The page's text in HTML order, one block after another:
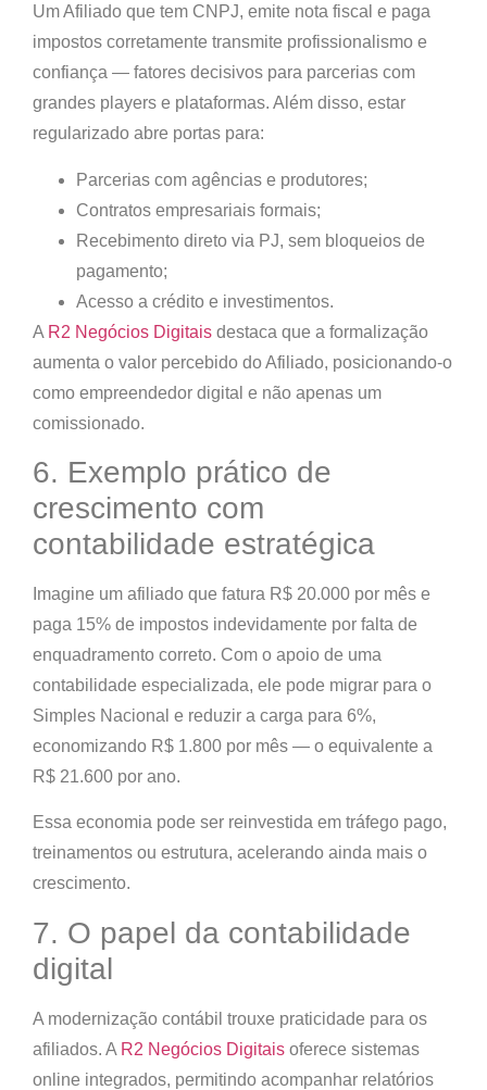
Um Afiliado que tem CNPJ, emite nota fiscal e paga
impostos corretamente transmite profissionalismo e
confiança — fatores decisivos para parcerias com
grandes players e plataformas. Além disso, estar
regularizado abre portas para:
Parcerias com agências e produtores;
Contratos empresariais formais;
Recebimento direto via PJ, sem bloqueios de
pagamento;
Acesso a crédito e investimentos.
A R2 Negócios Digitais destaca que a formalização
aumenta o valor percebido do Afiliado, posicionando-o
como empreendedor digital e não apenas um
comissionado.
6. Exemplo prático de
crescimento com
contabilidade estratégica
Imagine um afiliado que fatura R$ 20.000 por mês e
paga 15% de impostos indevidamente por falta de
enquadramento correto. Com o apoio de uma
contabilidade especializada, ele pode migrar para o
Simples Nacional e reduzir a carga para 6%,
economizando R$ 1.800 por mês — o equivalente a
R$ 21.600 por ano.
Essa economia pode ser reinvestida em tráfego pago,
treinamentos ou estrutura, acelerando ainda mais o
crescimento.
7. O papel da contabilidade
digital
A modernização contábil trouxe praticidade para os
afiliados. A R2 Negócios Digitais oferece sistemas
online integrados, permitindo acompanhar relatórios